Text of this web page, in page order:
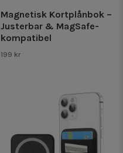
Magnetisk Kortplånbok –
Justerbar & MagSafe-
kompatibel
199 kr